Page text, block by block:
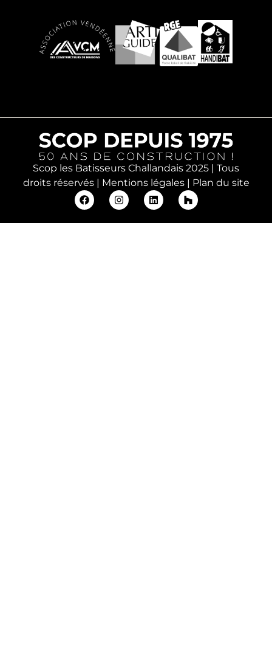
Scop les Batisseurs Challandais 2025 | Tous
droits réservés | Mentions légales| Plan du site